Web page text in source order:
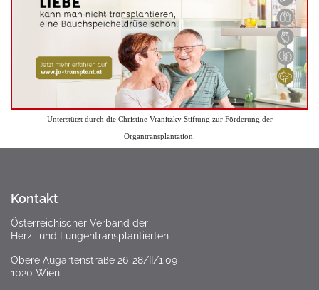
Unterstützt durch die Christine Vranitzky Stiftung zur Förderung der
Organtransplantation.
Kontakt
Österreichischer Verband der
Herz- und Lungentransplantierten
Obere Augartenstraße 26-28/II/1.09
1020 Wien